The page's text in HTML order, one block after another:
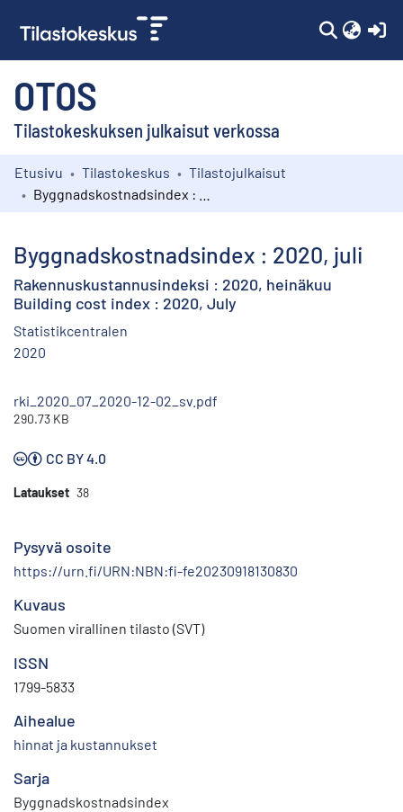
OTOS
Tilastokeskuksen julkaisut verkossa
Kokoelmat
Etusivu Tilastokeskus
Tilastojulkaisut
Byggnadskostnadsindex : 2020, juli
Rakennuskustannusindeksi : 2020, heinäkuu
Building cost index : 2020, July
Statistikcentralen
2020
rki_2020_07_2020-12-02_sv.pdf
290.73 KB
CC BY 4.0
Lataukset 38
Pysyvä osoite
https://urn.fi/URN:NBN:fi-fe20230918130830
Kuvaus
Suomen virallinen tilasto (SVT)
ISSN
1799-5833
Aihealue
hinnat ja kustannukset
Sarja
Byggnadskostnadsindex